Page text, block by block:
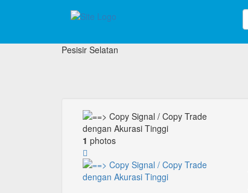
Pesisir Selatan
1 photos